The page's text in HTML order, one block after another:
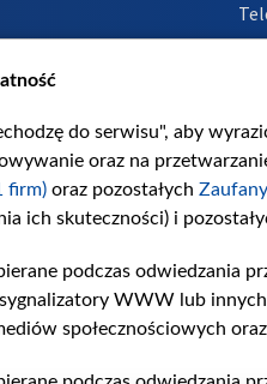
do serwisu", aby
oraz na
firm) oraz pozostałych
ich skuteczności) i
podczas odwiedzania
WWW lub
społecznościowych